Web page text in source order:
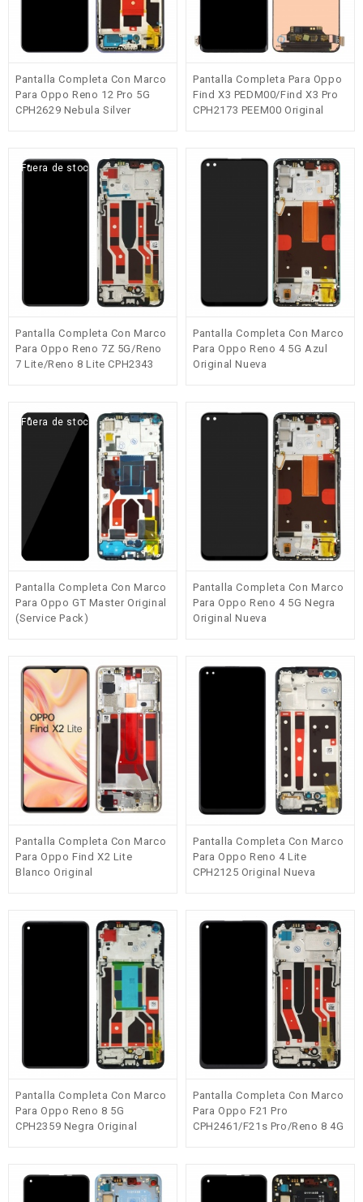
Pantalla Completa Con Marco
Para Oppo Reno 12 Pro 5G
CPH2629 Nebula Silver
Pantalla Completa Para Oppo
Find X3 PEDM00/Find X3 Pro
CPH2173 PEEM00 Original
Fuera de stock
Pantalla Completa Con Marco
Para Oppo Reno 7Z 5G/Reno
7 Lite/Reno 8 Lite CPH2343
Pantalla Completa Con Marco
Para Oppo Reno 4 5G Azul
Original Nueva
Fuera de stock
Pantalla Completa Con Marco
Para Oppo GT Master Original
(Service Pack)
Pantalla Completa Con Marco
Para Oppo Reno 4 5G Negra
Original Nueva
Pantalla Completa Con Marco
Para Oppo Find X2 Lite
Blanco Original
Pantalla Completa Con Marco
Para Oppo Reno 4 Lite
CPH2125 Original Nueva
Pantalla Completa Con Marco
Para Oppo Reno 8 5G
CPH2359 Negra Original
Pantalla Completa Con Marco
Para Oppo F21 Pro
CPH2461/F21s Pro/Reno 8 4G